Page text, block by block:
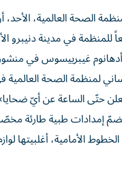
الصحة العالمية،
للمنظمة في مدينة دنيبرو
غيبرييسوس في
لمنظمة الصحة العالمية
حتّى الساعة عن أيّ
إمدادات طبية طارئة
الأمامية، أغلبيتها